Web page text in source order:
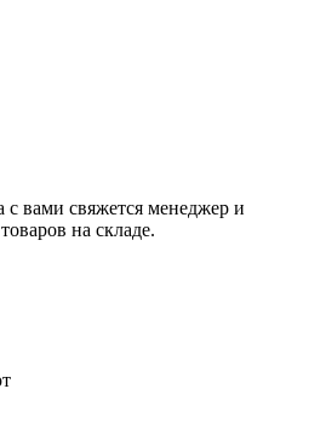
с вами свяжется менеджер и
на складе.